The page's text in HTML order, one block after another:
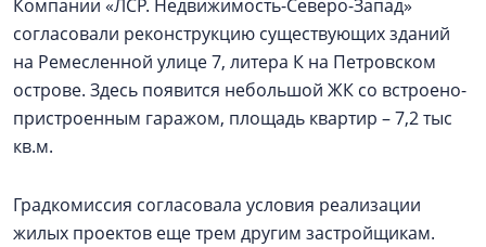
Компании «ЛСР. Недвижимость-Северо-Запад»
согласовали реконструкцию существующих зданий
на Ремесленной улице 7, литера К на Петровском
острове. Здесь появится небольшой ЖК со встроено-
пристроенным гаражом, площадь квартир – 7,2 тыс
кв.м.
Градкомиссия согласовала условия реализации
жилых проектов еще трем другим застройщикам.